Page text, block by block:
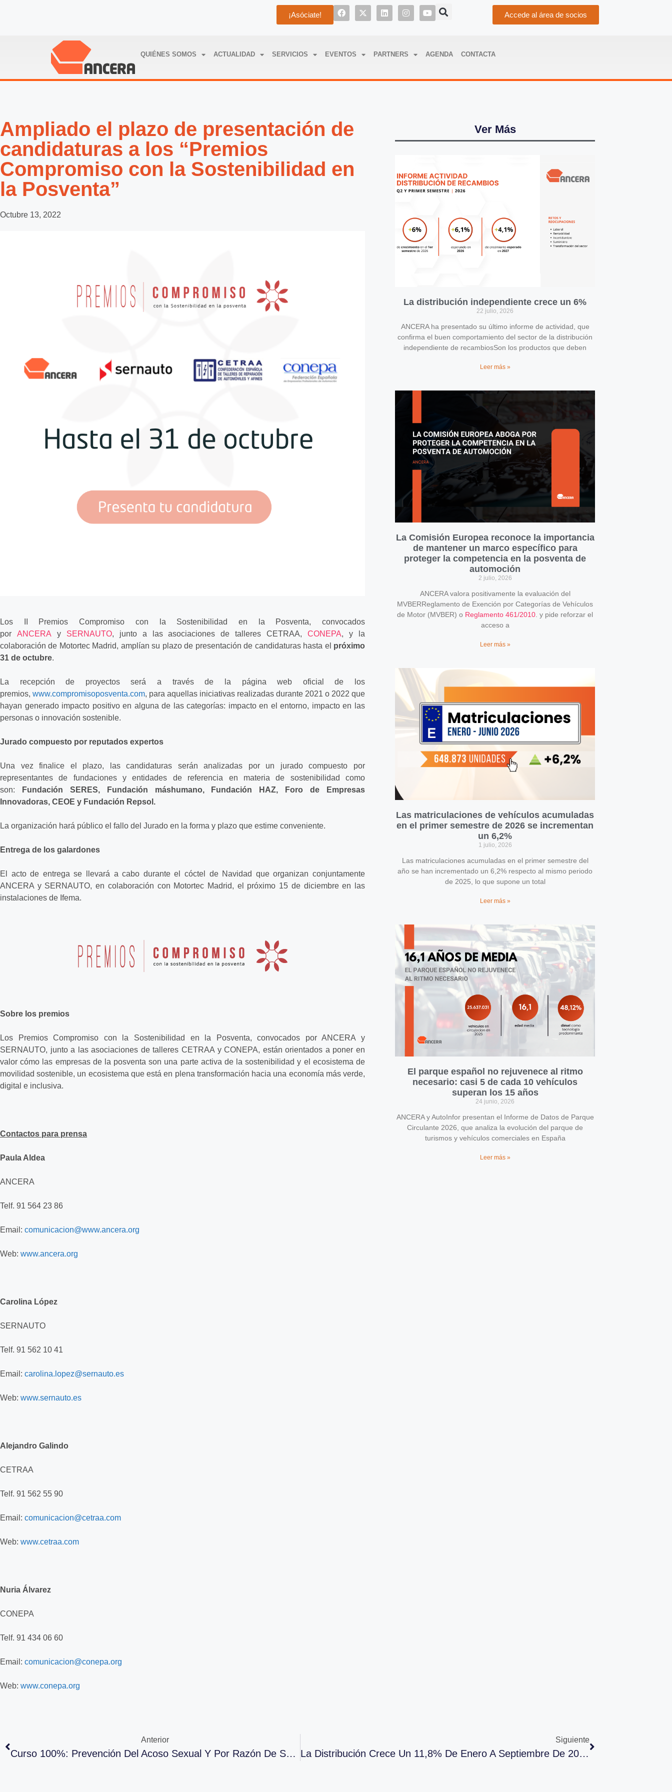
¡Asóciate! Accede al área de socios
QUIÉNES SOMOS ACTUALIDAD SERVICIOS EVENTOS PARTNERS AGENDA CONTACTA
Ampliado el plazo de presentación de
candidaturas a los “Premios
Compromiso con la Sostenibilidad en
la Posventa”
Octubre 13, 2022
Los II Premios Compromiso con la Sostenibilidad en la Posventa, convocados
por ANCERA y SERNAUTO, junto a las asociaciones de talleres CETRAA,CONEPA, y la
colaboración de Motortec Madrid, amplían su plazo de presentación de candidaturas hasta el próximo
31 de octubre.
La recepción de proyectos será a través de la página web oficial de los
premios, www.compromisoposventa.com, para aquellas iniciativas realizadas durante 2021 o 2022 que
hayan generado impacto positivo en alguna de las categorías: impacto en el entorno, impacto en las
personas o innovación sostenible.
Jurado compuesto por reputados expertos
Una vez finalice el plazo, las candidaturas serán analizadas por un jurado compuesto por
representantes de fundaciones y entidades de referencia en materia de sostenibilidad como
son:
Fundación SERES, Fundación máshumano, Fundación HAZ, Foro de Empresas
Innovadoras, CEOE y Fundación Repsol.
La organización hará público el fallo del Jurado en la forma y plazo que estime conveniente.
Entrega de los galardones
El acto de entrega se llevará a cabo durante el cóctel de Navidad que organizan conjuntamente
ANCERA y SERNAUTO, en colaboración con Motortec Madrid, el próximo 15 de diciembre en las
instalaciones de Ifema.
Sobre los premios
Los Premios Compromiso con la Sostenibilidad en la Posventa, convocados por ANCERA y
SERNAUTO, junto a las asociaciones de talleres CETRAA y CONEPA, están orientados a poner en
valor cómo las empresas de la posventa son una parte activa de la sostenibilidad y el ecosistema de
movilidad sostenible, un ecosistema que está en plena transformación hacia una economía más verde,
digital e inclusiva.
Contactos para prensa
Paula Aldea
ANCERA
Telf. 91 564 23 86
Email: comunicacion@www.ancera.org
Web: www.ancera.org
Carolina López
SERNAUTO
Telf. 91 562 10 41
Email: carolina.lopez@sernauto.es
Web: www.sernauto.es
Alejandro Galindo
CETRAA
Telf. 91 562 55 90
Email: comunicacion@cetraa.com
Web: www.cetraa.com
Nuria Álvarez
CONEPA
Telf. 91 434 06 60
Email: comunicacion@conepa.org
Web: www.conepa.org
Ver Más
La distribución independiente crece un 6%
22 julio, 2026
ANCERA ha presentado su último informe de actividad, que
confirma el buen comportamiento del sector de la distribución
independiente de recambiosSon los productos que deben
Leer más »
La Comisión Europea reconoce la importancia
de mantener un marco específico para
proteger la competencia en la posventa de
automoción
2 julio, 2026
ANCERA valora positivamente la evaluación del
MVBERReglamento de Exención por Categorías de Vehículos
de Motor (MVBER) o Reglamento 461/2010 . y pide reforzar el
acceso a
Leer más »
Las matriculaciones de vehículos acumuladas
en el primer semestre de 2026 se incrementan
un 6,2%
1 julio, 2026
Las matriculaciones acumuladas en el primer semestre del
año se han incrementado un 6,2% respecto al mismo periodo
de 2025, lo que supone un total
Leer más »
El parque español no rejuvenece al ritmo
necesario: casi 5 de cada 10 vehículos
superan los 15 años
24 junio, 2026
ANCERA y AutoInfor presentan el Informe de Datos de Parque
Circulante 2026, que analiza la evolución del parque de
turismos y vehículos comerciales en España
Leer más »
Anterior
Curso 100%: Prevención Del Acoso Sexual Y Por Razón De Sexo
Siguiente
La Distribución Crece Un 11,8% De Enero A Septiembre De 2022